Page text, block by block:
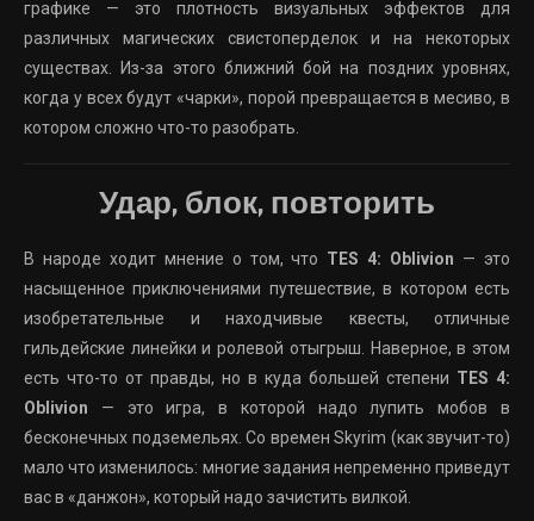
графике — это плотность визуальных эффектов для
различных магических свистоперделок и на некоторых
существах. Из-за этого ближний бой на поздних уровнях,
когда у всех будут «чарки», порой превращается в месиво, в
котором сложно что-то разобрать.
Удар, блок, повторить
В народе ходит мнение о том, что TES 4: Oblivion — это
насыщенное приключениями путешествие, в котором есть
изобретательные и находчивые квесты, отличные
гильдейские линейки и ролевой отыгрыш. Наверное, в этом
есть что-то от правды, но в куда большей степени TES 4:
Oblivion — это игра, в которой надо лупить мобов в
бесконечных подземельях. Со времен Skyrim (как звучит-то)
мало что изменилось: многие задания непременно приведут
вас в «данжон», который надо зачистить вилкой.